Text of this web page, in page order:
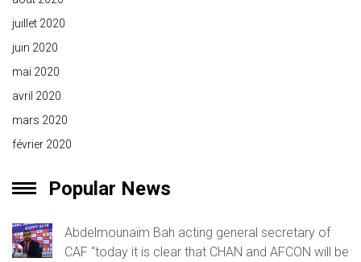
juillet 2020
juin 2020
mai 2020
avril 2020
mars 2020
février 2020
Popular News
Abdelmounaïm Bah acting general secretary of
CAF “today it is clear that CHAN and AFCON will be